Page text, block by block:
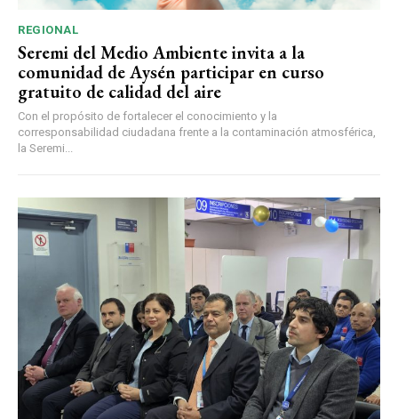
REGIONAL
Seremi del Medio Ambiente invita a la
comunidad de Aysén participar en curso
gratuito de calidad del aire
Con el propósito de fortalecer el conocimiento y la
corresponsabilidad ciudadana frente a la contaminación atmosférica,
la Seremi...